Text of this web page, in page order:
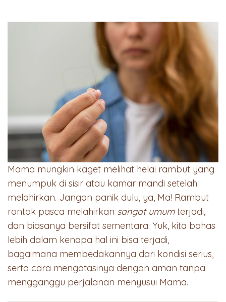
Mama mungkin kaget melihat helai rambut yang
menumpuk di sisir atau kamar mandi setelah
melahirkan. Jangan panik dulu, ya, Ma! Rambut
rontok pasca melahirkan sangat umumterjadi,
dan biasanya bersifat sementara. Yuk, kita bahas
lebih dalam kenapa hal ini bisa terjadi,
bagaimana membedakannya dari kondisi serius,
serta cara mengatasinya dengan aman tanpa
mengganggu perjalanan menyusui Mama.